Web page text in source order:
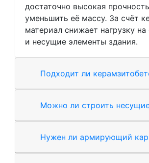
достаточно высокая
уменьшить её массу. За счёт
материал снижает нагрузку
и несущие элементы здания.
Подходит ли
Можно ли строить
Нужен ли армирующий